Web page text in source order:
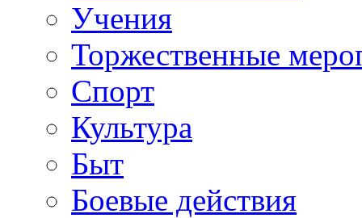
Учения
Торжественные
Спорт
Культура
Быт
Боевые действия